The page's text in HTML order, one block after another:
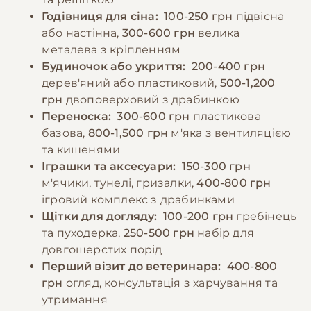
Годівниця для сіна: 100-250 грн підвісна
або настінна, 300-600 грн велика
металева з кріпленням
Будиночок або укриття: 200-400 грн
дерев'яний або пластиковий, 500-1,200
грн двоповерховий з драбинкою
Переноска: 300-600 грн пластикова
базова, 800-1,500 грн м'яка з вентиляцією
та кишенями
Іграшки та аксесуари: 150-300 грн
м'ячики, тунелі, гризалки,400-800 грн
ігровий комплекс з драбинками
Щітки для догляду: 100-200 грн гребінець
та пуходерка, 250-500 грн набір для
довгошерстих порід
Перший візит до ветеринара: 400-800
грн огляд, консультація з харчування та
утримання